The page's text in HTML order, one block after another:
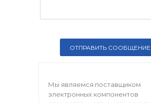
Мы являемся поставщиком
электронных компонентов